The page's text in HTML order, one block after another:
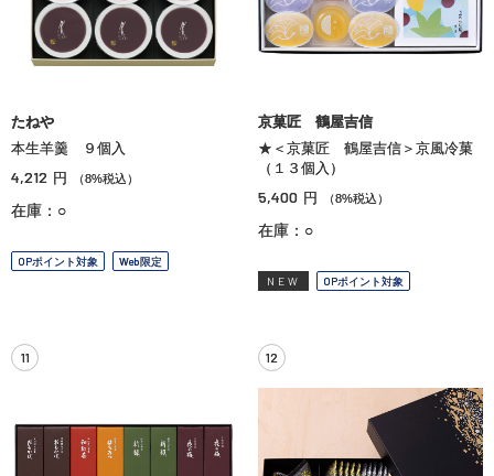
たねや
本生羊羹 ９個入
4,212 円 （8%税込）
在庫：○
OPポイント対象 Web限定
京菓匠 鶴屋吉信
★＜京菓匠 鶴屋吉信＞京風冷菓
（１３個入）
5,400 円 （8%税込）
在庫：○
NEW OPポイント対象
11 12